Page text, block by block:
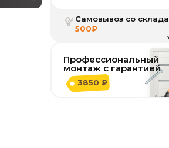
Самовывоз со склада
500₽
Профессиональный
монтаж с гарантией
3850 ₽